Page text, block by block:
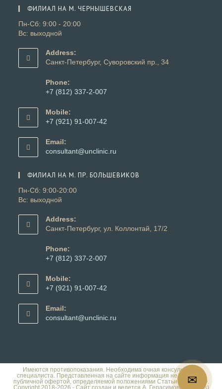
вкладке
ФИЛИАЛ НА М. ЧЕРНЫШЕВСКАЯ
Пн-Сб: 9:00 - 20:00
Вс: выходной
Address:
Санкт-Петербург, Суворовский пр., 34
Phone:
+7 (812) 337-2-007
в
вашем
Mobile:
+7 (921) 91-007-42
в
вашем
Email:
consultant@unclinic.ru
приложении
ФИЛИАЛ НА М. ПР. БОЛЬШЕВИКОВ
Пн-Сб: 9:00-20:00
Вс: выходной
Address:
Санкт-Петербург, ул. Коллонтай, 17/2
Phone:
+7 (812) 337-2-007
в
вашем
Mobile:
+7 (921) 91-007-42
в
вашем
Email:
consultant@unclinic.ru
✉
Имеются противопоказания. Необходима очная консультация
специалиста. Представленная на сайте информация не является
публичной офертой, определяемой положениями Статьи 437 ГК РФ.
Copyright 2018-2026 - Сайт создан и ведется А. Герасимовой (Dalles)